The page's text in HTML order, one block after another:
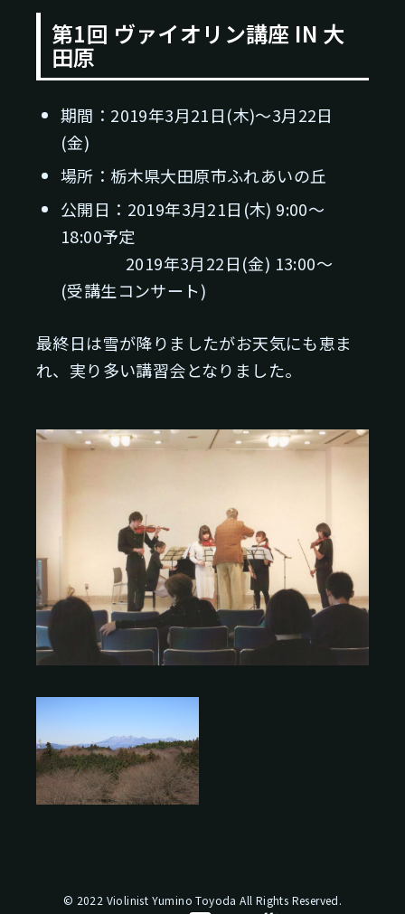
第1回 ヴァイオリン講座 IN 大
田原
期間：2019年3月21日(木)～3月22日
(金)
場所：栃木県大田原市ふれあいの丘
公開日：2019年3月21日(木) 9:00～
18:00予定
2019年3月22日(金) 13:00～
(受講生コンサート)
最終日は雪が降りましたがお天気にも恵ま
れ、実り多い講習会となりました。
© 2022 Violinist Yumino Toyoda All Rights Reserved.